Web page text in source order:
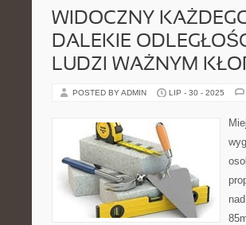
WIDOCZNY
DALEKIE
LUDZI WAŻNYM
POSTED BY ADMIN LIP - 30 - 2025